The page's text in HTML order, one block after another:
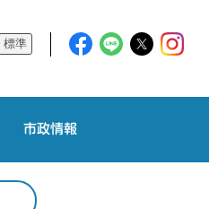
標準
市政情報